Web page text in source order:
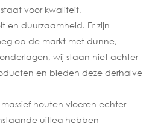
voor kwaliteit,
en duurzaamheid. Er zijn
op de markt met dunne,
wij staan niet achter
en bieden deze derhalve
houten vloeren echter
uitleg hebben